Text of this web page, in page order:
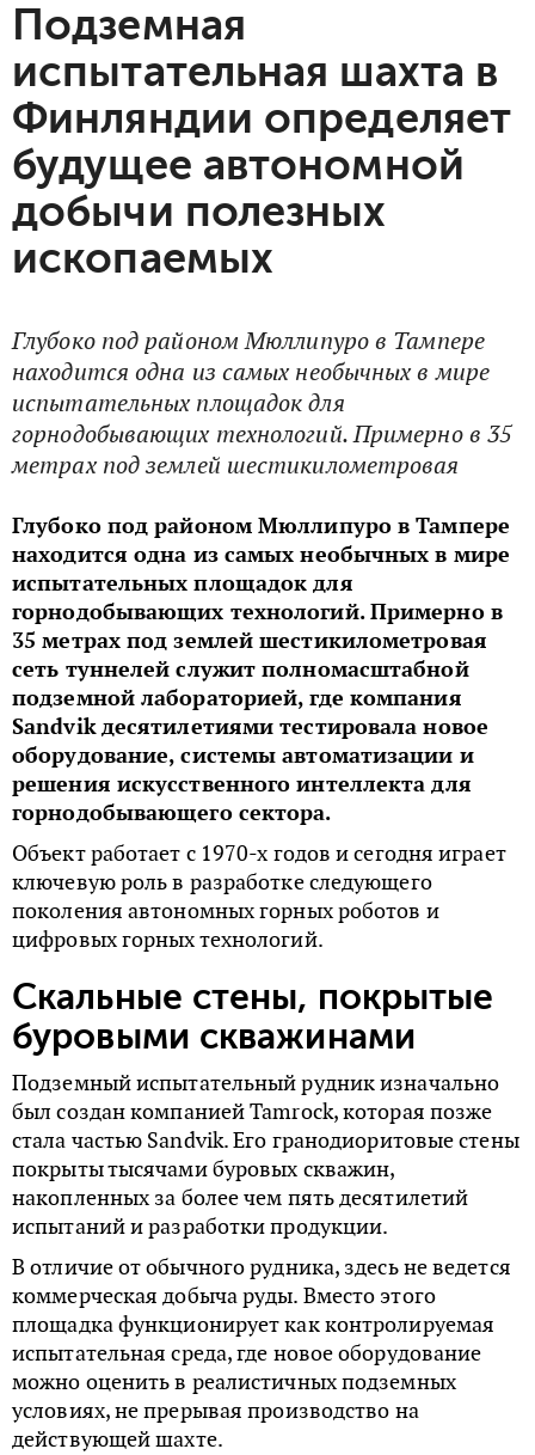
Подземная
испытательная шахта в
Финляндии определяет
будущее автономной
добычи полезных
ископаемых
Глубоко под районом Мюллипуро в Тампере
находится одна из самых необычных в мире
испытательных площадок для
горнодобывающих технологий. Примерно в 35
метрах под землей шестикилометровая
Глубоко под районом Мюллипуро в Тампере
находится одна из самых необычных в мире
испытательных площадок для
горнодобывающих технологий. Примерно в
35 метрах под землей шестикилометровая
сеть туннелей служит полномасштабной
подземной лабораторией, где компания
Sandvik десятилетиями тестировала новое
оборудование, системы автоматизации и
решения искусственного интеллекта для
горнодобывающего сектора.
Объект работает с 1970-х годов и сегодня играет
ключевую роль в разработке следующего
поколения автономных горных роботов и
цифровых горных технологий.
Скальные стены, покрытые
буровыми скважинами
Подземный испытательный рудник изначально
был создан компанией Tamrock, которая позже
стала частью Sandvik. Его гранодиоритовые стены
покрыты тысячами буровых скважин,
накопленных за более чем пять десятилетий
испытаний и разработки продукции.
В отличие от обычного рудника, здесь не ведется
коммерческая добыча руды. Вместо этого
площадка функционирует как контролируемая
испытательная среда, где новое оборудование
можно оценить в реалистичных подземных
условиях, не прерывая производство на
действующей шахте.